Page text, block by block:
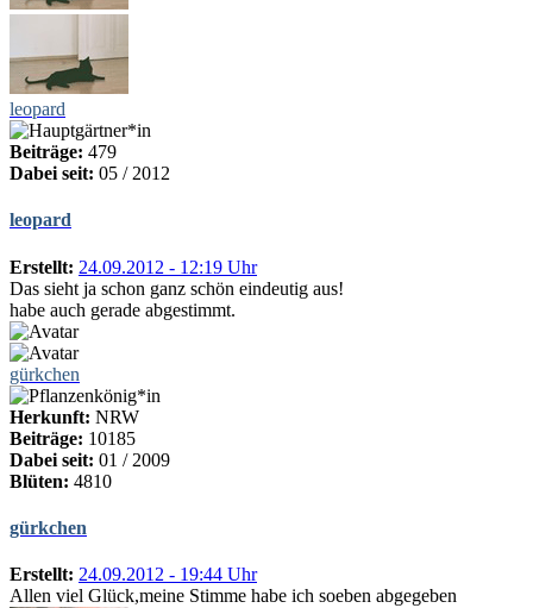
leopard
Beiträge: 479
Dabei seit: 05 / 2012
leopard
Erstellt: 24.09.2012 - 12:19 Uhr
Das sieht ja schon ganz schön eindeutig aus!
habe auch gerade abgestimmt.
gürkchen
Herkunft: NRW
Beiträge: 10185
Dabei seit: 01 / 2009
Blüten: 4810
gürkchen
Erstellt: 24.09.2012 - 19:44 Uhr
Allen viel Glück,meine Stimme habe ich soeben abgegeben